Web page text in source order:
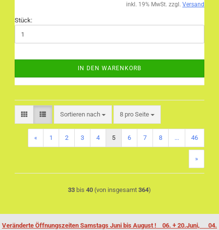
inkl. 19% MwSt. zzgl. Versand
Stück:
IN DEN WARENKORB
Sortieren nach
Sortieren nach 8 pro Seite
pro Seite
« 1 2 3 4 5 6 7 8 ... 46
»
33 bis 40 (von insgesamt 364)
Veränderte Öffnungszeiten Samstags Juni bis August ! 06. + 20.Juni, 04.